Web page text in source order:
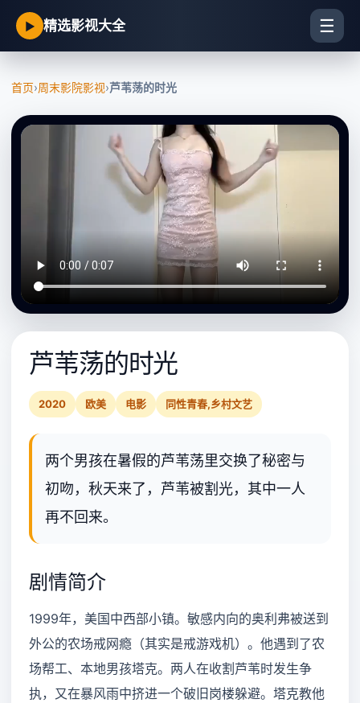
▶ 精选影视大全 ☰
首页›周末影院影视›芦苇荡的时光
芦苇荡的时光
2020 欧美 电影 同性青春,乡村文艺
两个男孩在暑假的芦苇荡里交换了秘密与
初吻，秋天来了，芦苇被割光，其中一人
再不回来。
剧情简介
1999年，美国中西部小镇。敏感内向的奥利弗被送到
外公的农场戒网瘾（其实是戒游戏机）。他遇到了农
场帮工、本地男孩塔克。两人在收割芦苇时发生争
执，又在暴风雨中挤进一个破旧岗楼躲避。塔克教他